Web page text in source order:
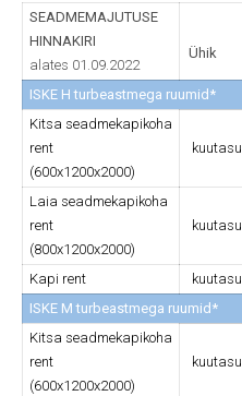
SEADMEMAJUTUSE
HINNAKIRI
alates 01.09.2022
Ühik
ISKE H turbeastmega ruumid*
Kitsa seadmekapikoha
rent
(600x1200x2000)
kuutasu
Laia seadmekapikoha
rent
(800x1200x2000)
kuutasu
Kapi rent kuutasu
ISKE M turbeastmega ruumid*
Kitsa seadmekapikoha
rent
(600x1200x2000)
kuutasu